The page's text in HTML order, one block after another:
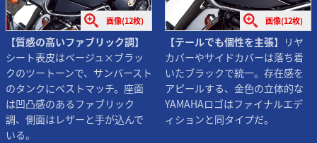
画像(12枚)
【質感の高いファブリック調】
シート表皮はベージュ×ブラッ
クのツートーンで、サンバースト
のタンクにベストマッチ。座面
は凹凸感のあるファブリック
調、側面はレザーと手が込んで
いる。
画像(12枚)
【テールでも個性を主張】 リヤ
カバーやサイドカバーは落ち着
いたブラックで統一。存在感を
アピールする、金色の立体的な
YAMAHAロゴはファイナルエデ
ィションと同タイプだ。